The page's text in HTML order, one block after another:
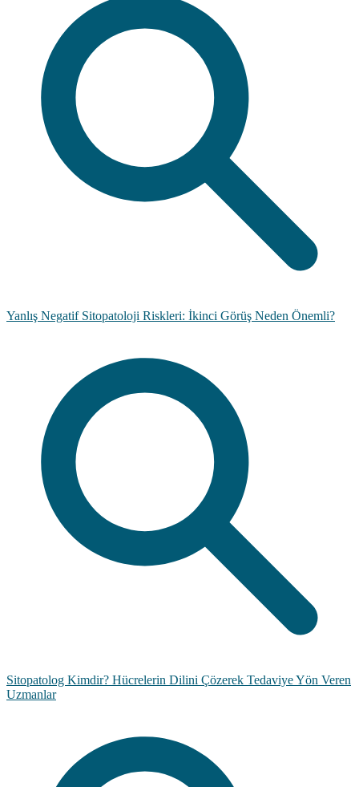
Yanlış Negatif Sitopatoloji Riskleri: İkinci Görüş Neden Önemli?
Sitopatolog Kimdir? Hücrelerin Dilini Çözerek Tedaviye Yön Veren
Uzmanlar